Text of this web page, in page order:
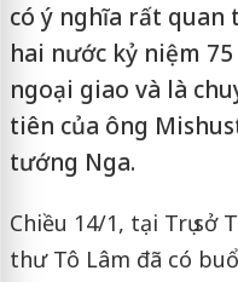
có ý nghĩa rất quan
hai nước kỷ niệm
ngoại giao và là
tiên của ông
tướng Nga.
Chiều 14/1, tại Trụ
thư Tô Lâm đã có